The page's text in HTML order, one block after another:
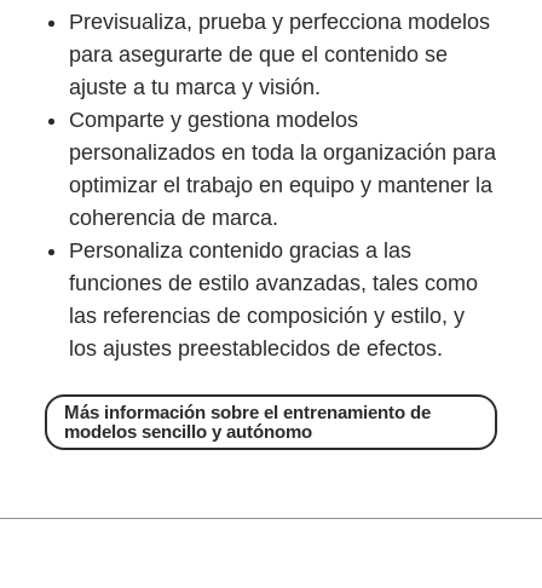
Previsualiza, prueba y perfecciona modelos
para asegurarte de que el contenido se
ajuste a tu marca y visión.
Comparte y gestiona modelos
personalizados en toda la organización para
optimizar el trabajo en equipo y mantener la
coherencia de marca.
Personaliza contenido gracias a las
funciones de estilo avanzadas, tales como
las referencias de composición y estilo, y
los ajustes preestablecidos de efectos.
Más información sobre el entrenamiento de
modelos sencillo y autónomo